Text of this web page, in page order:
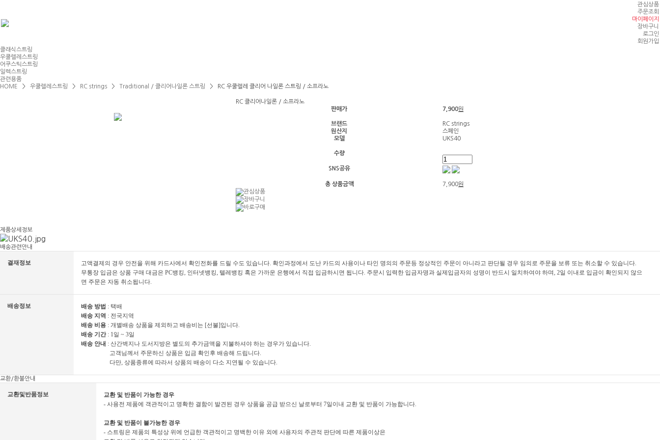
관심상품
주문조회
마이페이지
장바구니
로그인
회원가입
클래식스트링
우쿨렐레스트링
어쿠스틱스트링
일렉스트링
관련용품
HOME
> 우쿨렐레스트링 > RC strings > Traditional / 클리어나일론 스트링 > RC 우쿨렐레 클리어 나일론 스트링 / 소프라노
RC 클리어나일론 / 소프라노
판매가
7,900원
브랜드
RC strings
원산지
스페인
모델
UKS40
수량
SNS공유
총 상품금액 7,900원
제품상세정보
배송관련안내
결재정보
고액결제의 경우 안전을 위해 카드사에서 확인전화를 드릴 수도 있습니다. 확인과정에서 도난 카드의 사용이나 타인 명의의 주문등 정상적인 주문이 아니라고 판단될 경우 임의로 주문을 보류 또는 취소할 수 있습니다.
무통장 입금은 상품 구매 대금은 PC뱅킹, 인터넷뱅킹, 텔레뱅킹 혹은 가까운 은행에서 직접 입금하시면 됩니다. 주문시 입력한 입금자명과 실제입금자의 성명이 반드시 일치하여야 하며, 2일 이내로 입금이 확인되지 않으
면 주문은 자동 취소됩니다.
배송정보 배송 방법 : 택배
배송 지역 : 전국지역
배송 비용 : 개별배송 상품을 제외하고 배송비는 [선불]입니다.
배송 기간: 1일 ~ 3일
배송 안내 : 산간벽지나 도서지방은 별도의 추가금액을 지불하셔야 하는 경우가 있습니다.
고객님께서 주문하신 상품은 입금 확인후 배송해 드립니다.
다만, 상품종류에 따라서 상품의 배송이 다소 지연될 수 있습니다.
교환/환불안내
교환및반품정보
교환 및 반품이 가능한 경우
- 사용전 제품에 객관적이고 명확한 결함이 발견된 경우 상품을 공급 받으신 날로부터 7일이내 교환 및 반품이 가능합니다.
교환 및 반품이 불가능한 경우
- 스트링은 제품의 특성상 위에 언급한 객관적이고 명백한 이유 외에 사용자의 주관적 판단에 따른 제품이상은